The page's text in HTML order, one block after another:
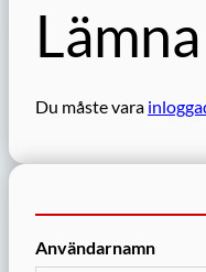
Du måste vara
Användarnamn